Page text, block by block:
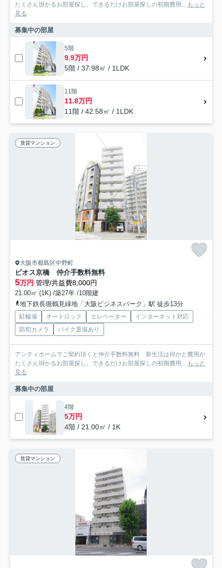
たくさん掛かるお部屋探し。できるだけお部屋探しの初期費用... もっと
見る
募集中の部屋
5階
9.9万円
5階 / 37.98㎡ / 1LDK
11階
11.8万円
11階 / 42.58㎡ / 1LDK
賃貸マンション
大阪市都島区中野町
ビオス京橋 仲介手数料無料
5万円 管理/共益費8,000円
21.00㎡ (1K) /築27年 /10階建
地下鉄長堀鶴見緑地「大阪ビジネスパーク」駅 徒歩13分
駐輪場 オートロック エレベーター
インターネット対応
防犯カメラ
バイク置場あり
アンティホームでご契約頂くと仲介手数料無料 新生活は何かと費用が
たくさん掛かるお部屋探し。できるだけお部屋探しの初期費用... もっと
見る
募集中の部屋
4階
5万円
4階 / 21.00㎡ / 1K
賃貸マンション